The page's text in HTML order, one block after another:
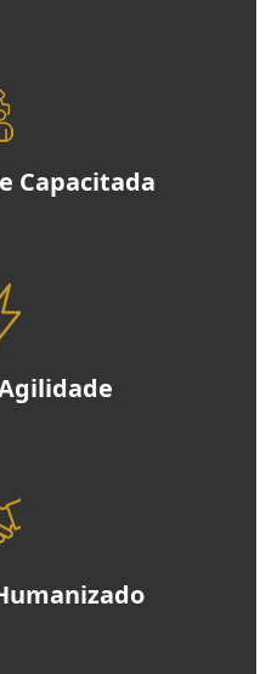
Capacitada